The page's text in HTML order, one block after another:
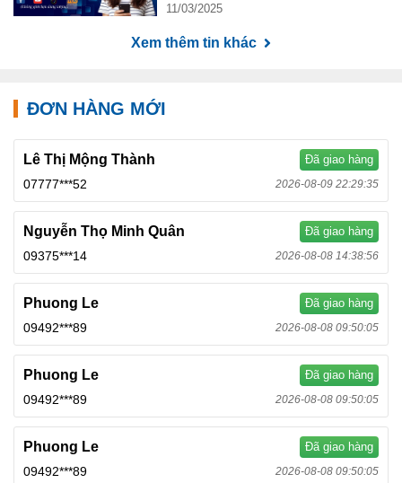
11/03/2025
Xem thêm tin khác
ĐƠN HÀNG MỚI
Lê Thị Mộng Thành Đã giao hàng
07777***52 2026-08-09 22:29:35
Nguyễn Thọ Minh Quân Đã giao hàng
09375***14 2026-08-08 14:38:56
Phuong Le Đã giao hàng
09492***89 2026-08-08 09:50:05
Phuong Le Đã giao hàng
09492***89 2026-08-08 09:50:05
Phuong Le Đã giao hàng
09492***89 2026-08-08 09:50:05